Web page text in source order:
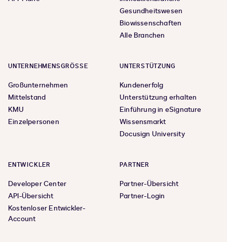
Gesundheitswesen
Biowissenschaften
Alle Branchen
UNTERNEHMENSGRÖSSE
Großunternehmen
Mittelstand
KMU
Einzelpersonen
UNTERSTÜTZUNG
Kundenerfolg
Unterstützung erhalten
Einführung in eSignature
Wissensmarkt
Docusign University
ENTWICKLER
Developer Center
API-Übersicht
Kostenloser Entwickler-
Account
PARTNER
Partner-Übersicht
Partner-Login